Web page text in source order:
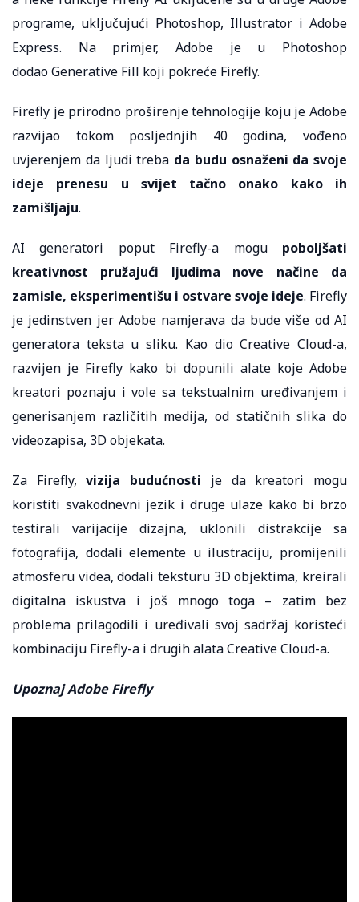
programe, uključujući Photoshop, Illustrator i Adobe
Express. Na primjer, Adobe je u Photoshop
dodao Generative Fill koji pokreće Firefly.
Firefly je prirodno proširenje tehnologije koju je Adobe
razvijao tokom posljednjih 40 godina, vođeno
uvjerenjem da ljudi treba da budu osnaženi da svoje
ideje prenesu u svijet tačno onako kako ih
zamišljaju.
AI generatori poput Firefly-a mogu poboljšati
kreativnost pružajući ljudima nove načine da
zamisle, eksperimentišu i ostvare svoje ideje. Firefly
je jedinstven jer Adobe namjerava da bude više od AI
generatora teksta u sliku. Kao dio Creative Cloud-a,
razvijen je Firefly kako bi dopunili alate koje Adobe
kreatori poznaju i vole sa tekstualnim uređivanjem i
generisanjem različitih medija, od statičnih slika do
videozapisa, 3D objekata.
Za Firefly,vizija budućnosti je da kreatori mogu
koristiti svakodnevni jezik i druge ulaze kako bi brzo
testirali varijacije dizajna, uklonili distrakcije sa
fotografija, dodali elemente u ilustraciju, promijenili
atmosferu videa, dodali teksturu 3D objektima, kreirali
digitalna iskustva i još mnogo toga – zatim bez
problema prilagodili i uređivali svoj sadržaj koristeći
kombinaciju Firefly-a i drugih alata Creative Cloud-a.
Upoznaj Adobe Firefly